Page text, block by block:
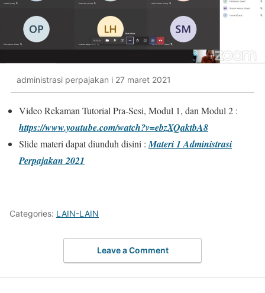
administrasi perpajakan i 27 maret 2021
Video Rekaman Tutorial Pra-Sesi, Modul 1, dan Modul 2 :
https://www.youtube.com/watch?v=ebzXQaktbA8
Slide materi dapat diunduh disini : Materi 1 Administrasi
Perpajakan 2021
Categories: LAIN-LAIN
Leave a Comment